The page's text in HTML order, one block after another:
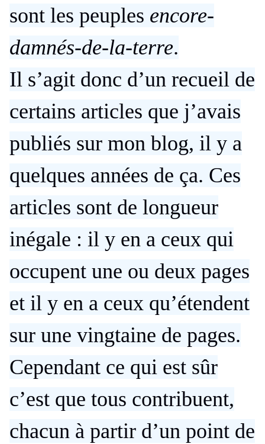
sont les peuples encore-
damnés-de-la-terre.
Il s’agit donc d’un recueil de
certains articles que j’avais
publiés sur mon blog, il y a
quelques années de ça. Ces
articles sont de longueur
inégale : il y en a ceux qui
occupent une ou deux pages
et il y en a ceux qu’étendent
sur une vingtaine de pages.
Cependant ce qui est sûr
c’est que tous contribuent,
chacun à partir d’un point de